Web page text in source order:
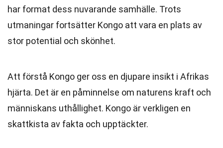
har format dess nuvarande samhälle. Trots
utmaningar fortsätter Kongo att vara en plats av
stor potential och skönhet.
Att förstå Kongo ger oss en djupare insikt i Afrikas
hjärta. Det är en påminnelse om naturens kraft och
människans uthållighet. Kongo är verkligen en
skattkista av fakta och upptäckter.